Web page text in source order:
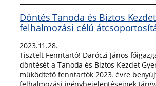
Döntés Tanoda és Biztos
felhalmozási célú
2023.11.28.
Tisztelt Fenntartó! Daróczi János
döntését a Tanoda és Biztos Kezdet
működtető fenntartók 2023. évre